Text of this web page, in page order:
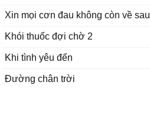
Xin mọi cơn đau không còn về sau
Khói thuốc đợi chờ 2
Khi tình yêu đến
Đường chân trời